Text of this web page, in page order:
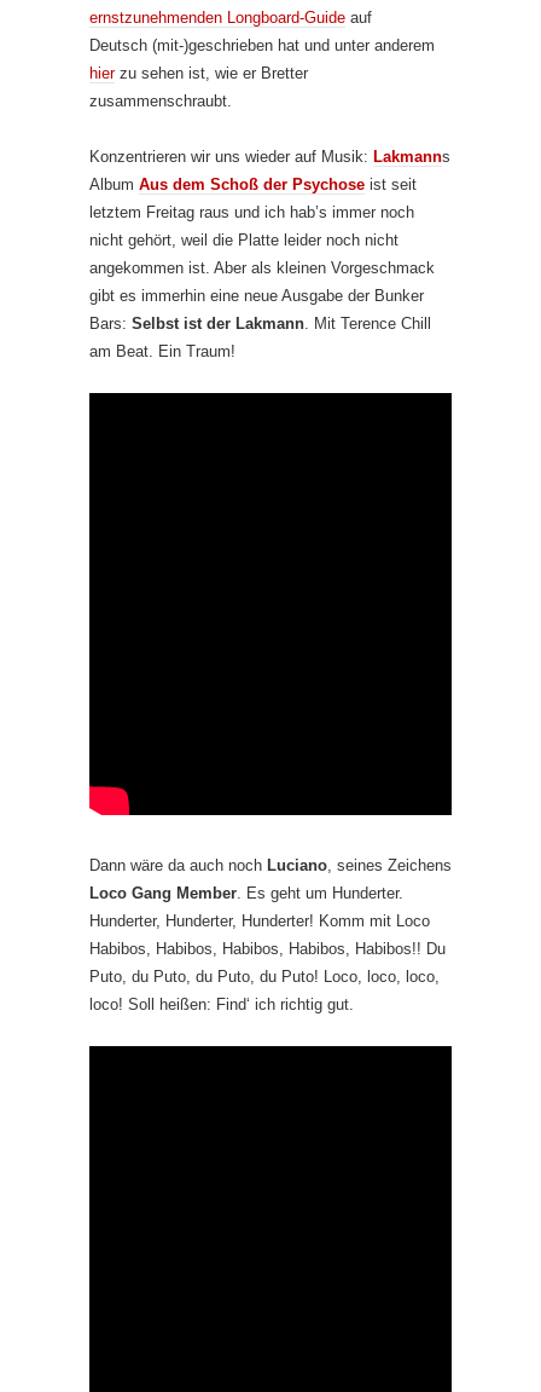
ernstzunehmenden Longboard-Guide auf
Deutsch (mit-)geschrieben hat und unter anderem
hierzu sehen ist, wie er Bretter
zusammenschraubt.
Konzentrieren wir uns wieder auf Musik: Lakmanns
Album Aus dem Schoß der Psychose ist seit
letztem Freitag raus und ich hab’s immer noch
nicht gehört, weil die Platte leider noch nicht
angekommen ist. Aber als kleinen Vorgeschmack
gibt es immerhin eine neue Ausgabe der Bunker
Bars: Selbst ist der Lakmann . Mit Terence Chill
am Beat. Ein Traum!
Dann wäre da auch noch Luciano , seines Zeichens
Loco Gang Member . Es geht um Hunderter.
Hunderter, Hunderter, Hunderter! Komm mit Loco
Habibos, Habibos, Habibos, Habibos, Habibos!! Du
Puto, du Puto, du Puto, du Puto! Loco, loco, loco,
loco! Soll heißen: Find‘ ich richtig gut.